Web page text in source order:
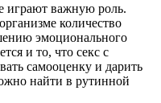
играют важную роль.
количество
эмоционального
и то, что секс с
самооценку и дарить
найти в рутинной